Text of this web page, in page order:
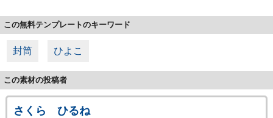
この無料テンプレートのキーワード
封筒 ひよこ
この素材の投稿者
さくら ひるね